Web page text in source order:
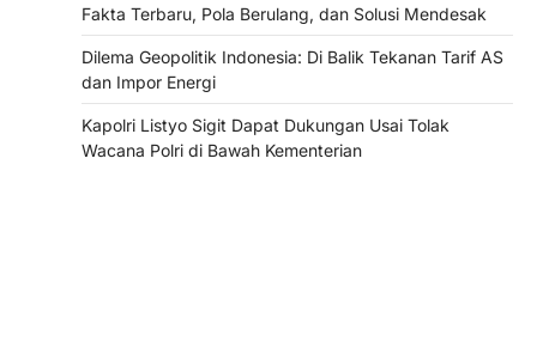
Fakta Terbaru, Pola Berulang, dan Solusi Mendesak
Dilema Geopolitik Indonesia: Di Balik Tekanan Tarif AS
dan Impor Energi
Kapolri Listyo Sigit Dapat Dukungan Usai Tolak
Wacana Polri di Bawah Kementerian